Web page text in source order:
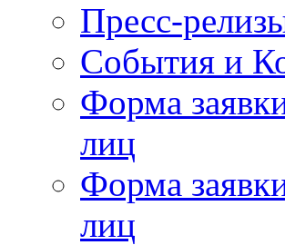
Пресс-
События и
Форма
лиц
Форма
лиц